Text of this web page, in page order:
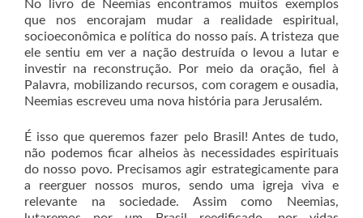
No livro de Neemias encontramos muitos exemplos
que nos encorajam mudar a realidade espiritual,
socioeconômica e política do nosso país. A tristeza que
ele sentiu em ver a nação destruída o levou a lutar e
investir na reconstrução. Por meio da oração, fiel à
Palavra, mobilizando recursos, com coragem e ousadia,
Neemias escreveu uma nova história para Jerusalém.
É isso que queremos fazer pelo Brasil! Antes de tudo,
não podemos ficar alheios às necessidades espirituais
do nosso povo. Precisamos agir estrategicamente para
a reerguer nossos muros, sendo uma igreja viva e
relevante na sociedade. Assim como Neemias,